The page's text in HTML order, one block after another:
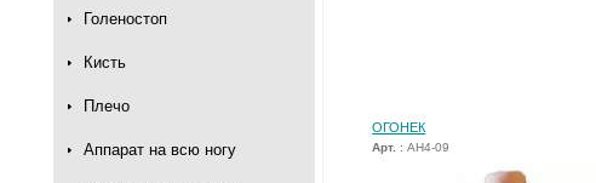
Голеностоп
Кисть
Плечо
Аппарат на всю ногу
ОГОНЕК
Арт. : АН4-09